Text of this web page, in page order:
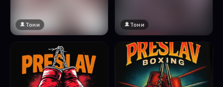
Натисни за преглед
Тони
🔞 18+
Натисни за преглед
Тони